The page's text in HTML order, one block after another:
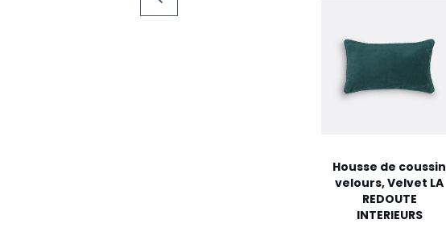
Housse de coussin
velours, Velvet LA
REDOUTE
INTERIEURS